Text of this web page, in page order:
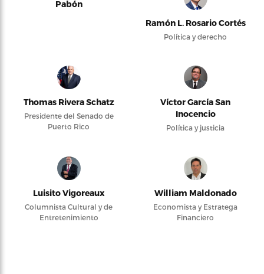
Pabón
Ramón L. Rosario Cortés
Política y derecho
Thomas Rivera Schatz
Presidente del Senado de
Puerto Rico
Víctor García San
Inocencio
Política y justicia
Luisito Vigoreaux
Columnista Cultural y de
Entretenimiento
William Maldonado
Economista y Estratega
Financiero